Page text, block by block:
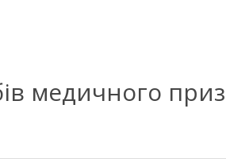
медичного